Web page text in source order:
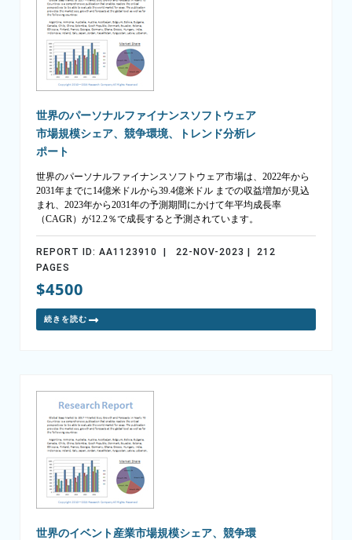
世界のパーソナルファイナンスソフトウェア
市場規模シェア、競争環境、トレンド分析レ
ポート
世界のパーソナルファイナンスソフトウェア市場は、2022年から
2031年までに14億米ドルから39.4億米ドル までの収益増加が見込
まれ、2023年から2031年の予測期間にかけて年平均成長率
（CAGR）が12.2％で成長すると予測されています。
REPORT ID: AA1123910 | 22-NOV-2023 | 212
PAGES
$4500
続きを読む
世界のイベント産業市場規模シェア、競争環